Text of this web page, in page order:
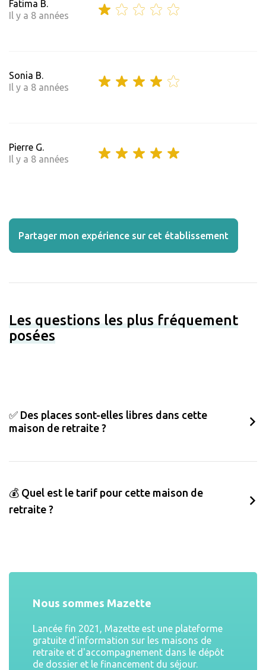
Fatima B.
Il y a 8 années
Sonia B.
Il y a 8 années
Pierre G.
Il y a 8 années
Partager mon expérience sur cet établissement
Les questions les plus fréquement
posées
✅ Des places sont-elles libres dans cette
maison de retraite ?
💰 Quel est le tarif pour cette maison de
retraite ?
Nous sommes Mazette
Lancée fin 2021, Mazette est une plateforme
gratuite d'information sur les maisons de
retraite et d'accompagnement dans le dépôt
de dossier et le financement du séjour.